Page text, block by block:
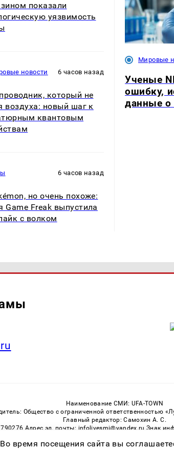
показали
уязвимость
новости 6 часов назад
который не
воздуха: новый шаг к
квантовым
6 часов назад
но очень похоже:
Game Freak выпустила
с волком
Мировые
Ученые
ошибку,
данные о
Наименование СМИ: UFA-TOWN
Общество с ограниченной ответственностью
Главный редактор: Самохин А. С.
Адрес эл. почты: infolivesmi@yandex.ru Знак
Регистрационный номер СМИ ЭЛ № ФС 77 — 81149
время посещения сайта вы